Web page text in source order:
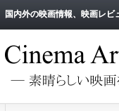
国内外の映画情報、映画レ
国内外の映画情報、映画レ